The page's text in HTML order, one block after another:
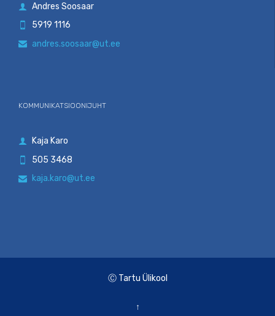
 Andres Soosaar
5919 1116
 andres.soosaar@ut.ee
KOMMUNIKATSIOONIJUHT
 Kaja Karo
 505 3468
 kaja.karo@ut.ee
Ⓒ Tartu Ülikool
↑